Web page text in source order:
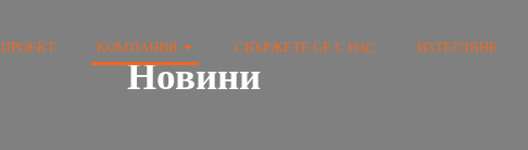
ПРОЕКТ КОМПАНИЯ СВЪРЖЕТЕ СЕ С НАС ИЗТЕГЛЯНЕ
Новини